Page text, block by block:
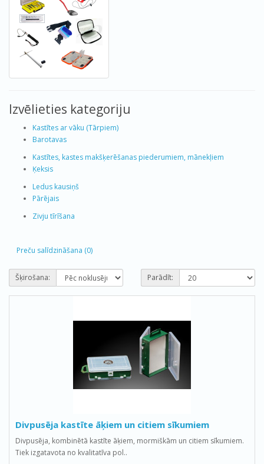
Izvēlieties kategoriju
Kastītes ar vāku (Tārpiem)
Barotavas
Kastītes, kastes makšķerēšanas piederumiem, mānekļiem
Ķeksis
Ledus kausiņš
Pārējais
Zivju tīrīšana
Preču salīdzināšana (0)
Šķirošana: Parādīt:
Divpusēja kastīte āķiem un citiem sīkumiem
Divpusēja, kombinētā kastīte āķiem, mormiškām un citiem sīkumiem.
Tiek izgatavota no kvalitatīva pol..